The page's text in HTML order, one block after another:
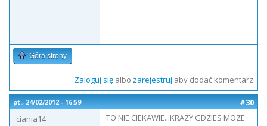
Góra strony
Zaloguj sięalbo zarejestruj aby dodać komentarz
pt., 24/02/2012 - 16:59
#30
ciania14
TO NIE CIEKAWIE...KRAZY GDZIES MOZE